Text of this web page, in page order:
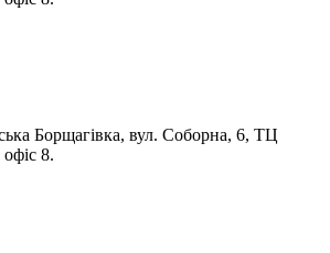
Борщагівка, вул. Соборна, 6, ТЦ
8.